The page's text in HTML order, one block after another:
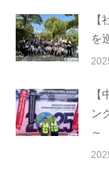
を
ン
～